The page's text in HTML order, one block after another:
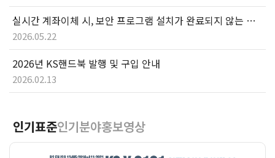
실시간 계좌이체 시, 보안 프로그램 설치가 완료되지 않는 경우 해결방법 안내
2026.05.22
2026년 KS핸드북 발행 및 구입 안내
2026.02.13
인기표준인기분야홍보영상